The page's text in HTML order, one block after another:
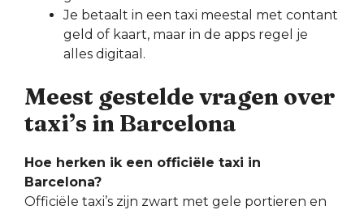
Je betaalt in een taxi meestal met contant
geld of kaart, maar in de apps regel je
alles digitaal.
Meest gestelde vragen over
taxi’s in Barcelona
Hoe herken ik een officiële taxi in
Barcelona?
Officiële taxi’s zijn zwart met gele portieren en